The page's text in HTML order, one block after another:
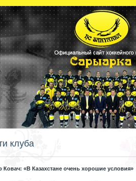
клуба
Ковач: «В Казахстане очень хорошие условия»